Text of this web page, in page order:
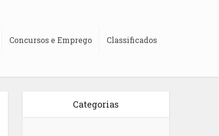
Concursos e Emprego Classificados
Categorias